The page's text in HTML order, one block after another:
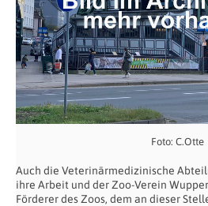
Foto: C.Otte
Auch die Veterinärmedizinische
ihre Arbeit und der Zoo-Verein
Förderer des Zoos, dem an dieser